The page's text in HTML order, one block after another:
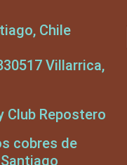
Chile
Villarrica,
Club Repostero
cobres de